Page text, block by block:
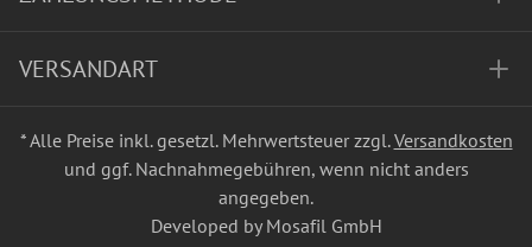
VERSANDART
* Alle Preise inkl. gesetzl. Mehrwertsteuer zzgl.Versandkosten
und ggf. Nachnahmegebühren, wenn nicht anders
angegeben.
Developed by Mosafil GmbH